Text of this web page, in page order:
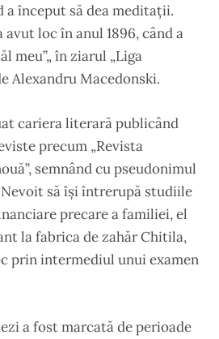
a început să dea meditații.
loc în anul 1896, când a
meu”„ în ziarul „Liga
Alexandru Macedonski.
cariera literară publicând
precum „Revista
semnând cu pseudonimul
Nevoit să își întrerupă studiile
precare a familiei, el
la fabrica de zahăr Chitila,
prin intermediul unui examen
a fost marcată de perioade